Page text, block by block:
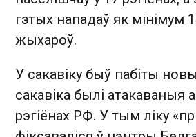
гэтых нападаў як мінімум
жыхароў.
У сакавіку быў пабіты
сакавіка былі атакаваныя
рэгіёнах РФ. У тым ліку